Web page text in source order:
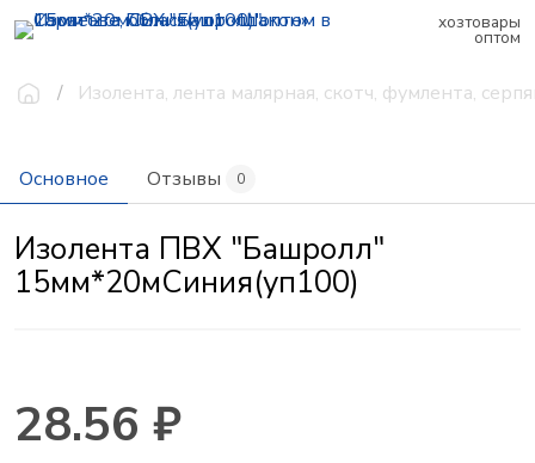
хозтовары
оптом
Изолента, лента малярная, скотч, фумлента,
Основное Отзывы 0
Изолента ПВХ "Башролл"
15мм*20мСиния(уп100)
28.56 ₽